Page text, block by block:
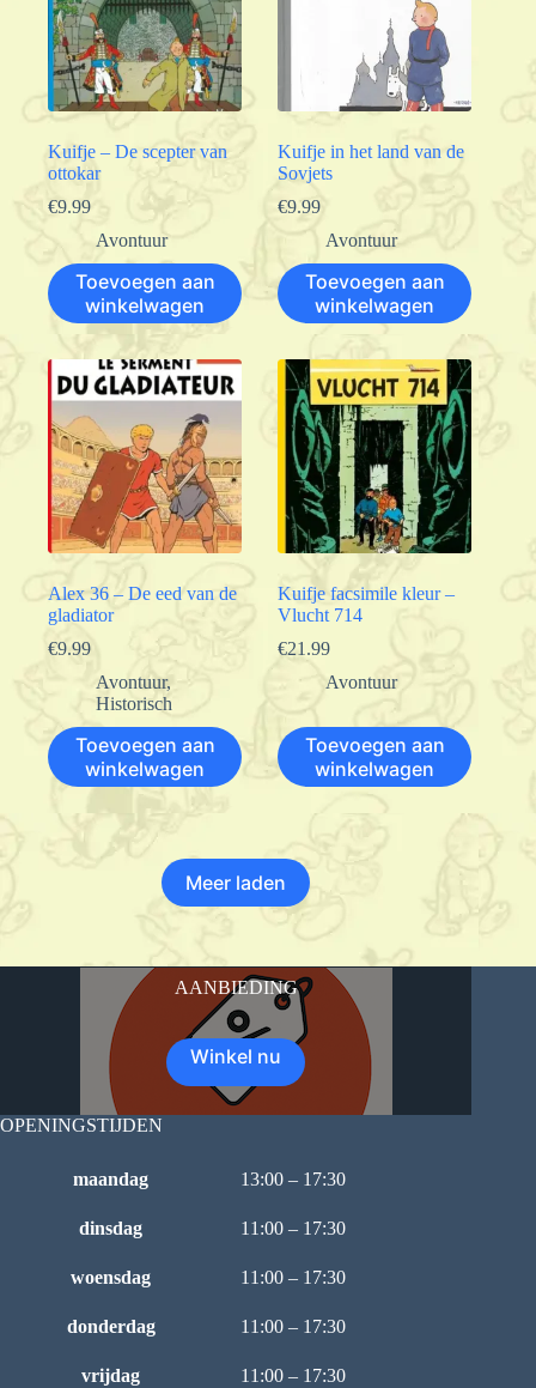
Kuifje – De scepter van
ottokar
€9.99
Avontuur
Toevoegen aan
winkelwagen
Kuifje in het land van de
Sovjets
€9.99
Avontuur
Toevoegen aan
winkelwagen
Alex 36 – De eed van de
gladiator
€9.99
Avontuur,
Historisch
Toevoegen aan
winkelwagen
Kuifje facsimile kleur –
Vlucht 714
€21.99
Avontuur
Toevoegen aan
winkelwagen
Meer laden
AANBIEDING
Winkel nu
OPENINGSTIJDEN
maandag 13:00 – 17:30
dinsdag 11:00 – 17:30
woensdag 11:00 – 17:30
donderdag 11:00 – 17:30
vrijdag 11:00 – 17:30